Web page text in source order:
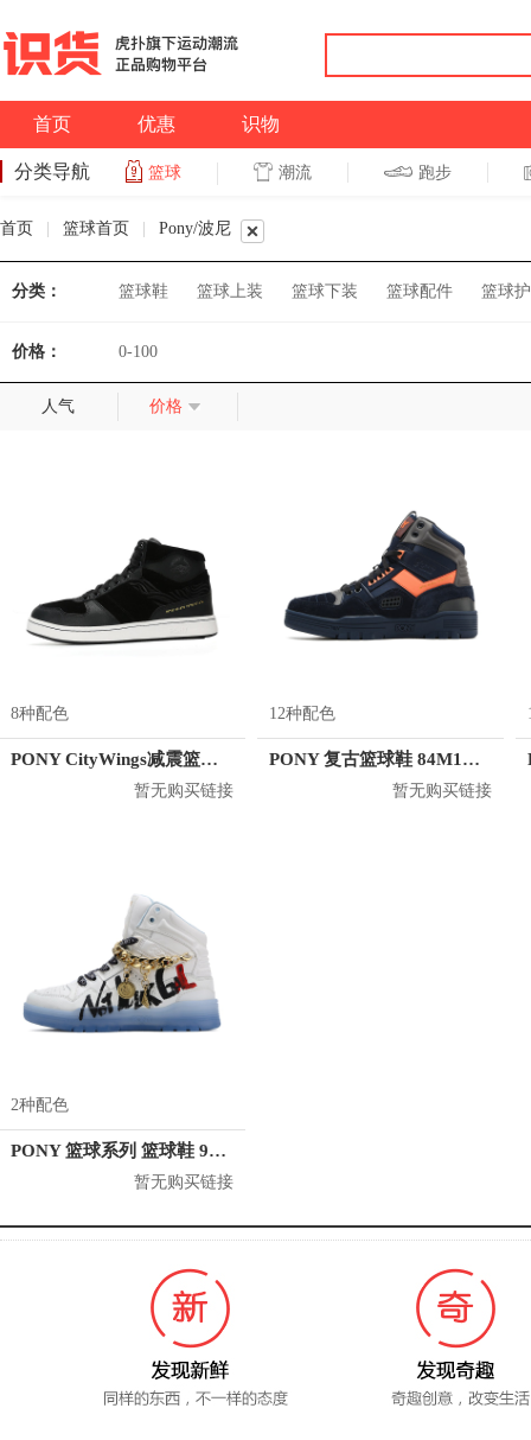
首页 优惠 识物
分类导航 篮球 潮流 跑步
首页 篮球首页 Pony/波尼
分类： 篮球鞋 篮球上装 篮球下装 篮球配件 篮球
价格： 0-100
人气 价格
8种配色
PONY CityWings减震篮球鞋 84W1CW01
暂无购买链接
12种配色
PONY 复古篮球鞋 84M1M102
暂无购买链接
2种配色
PONY 篮球系列 篮球鞋 91U1M106
暂无购买链接